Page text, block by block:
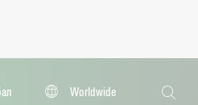
Worldwide
Поиск